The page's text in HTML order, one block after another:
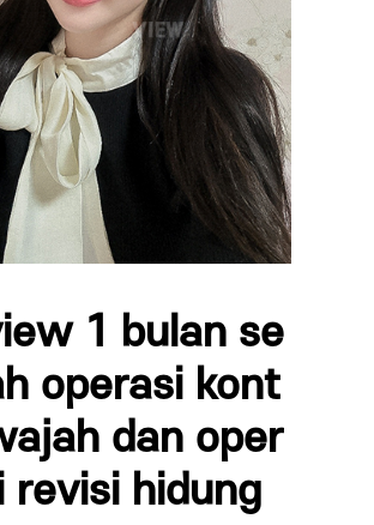
1 bulan se
operasi kont
dan oper
revisi hidung